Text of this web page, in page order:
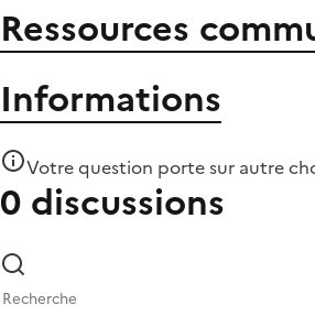
Ressources
Informations
Votre question porte sur autre
0 discussions